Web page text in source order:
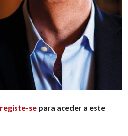
registe-se para aceder a este